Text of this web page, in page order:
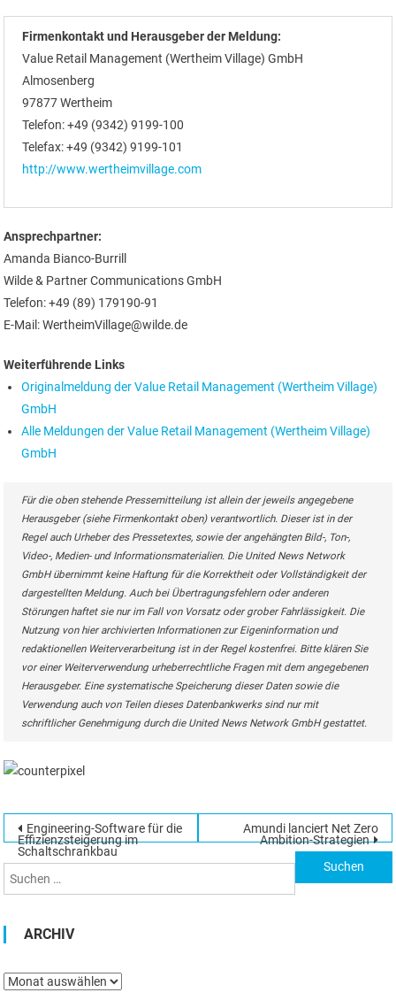
Firmenkontakt und Herausgeber der Meldung:
Value Retail Management (Wertheim Village) GmbH
Almosenberg
97877 Wertheim
Telefon: +49 (9342) 9199-100
Telefax: +49 (9342) 9199-101
http://www.wertheimvillage.com
Ansprechpartner:
Amanda Bianco-Burrill
Wilde & Partner Communications GmbH
Telefon: +49 (89) 179190-91
E-Mail: WertheimVillage@wilde.de
Weiterführende Links
Originalmeldung der Value Retail Management (Wertheim Village)
GmbH
Alle Meldungen der Value Retail Management (Wertheim Village)
GmbH
Für die oben stehende Pressemitteilung ist allein der jeweils angegebene
Herausgeber (siehe Firmenkontakt oben) verantwortlich. Dieser ist in der
Regel auch Urheber des Pressetextes, sowie der angehängten Bild-, Ton-,
Video-, Medien- und Informationsmaterialien. Die United News Network
GmbH übernimmt keine Haftung für die Korrektheit oder Vollständigkeit der
dargestellten Meldung. Auch bei Übertragungsfehlern oder anderen
Störungen haftet sie nur im Fall von Vorsatz oder grober Fahrlässigkeit. Die
Nutzung von hier archivierten Informationen zur Eigeninformation und
redaktionellen Weiterverarbeitung ist in der Regel kostenfrei. Bitte klären Sie
vor einer Weiterverwendung urheberrechtliche Fragen mit dem angegebenen
Herausgeber. Eine systematische Speicherung dieser Daten sowie die
Verwendung auch von Teilen dieses Datenbankwerks sind nur mit
schriftlicher Genehmigung durch die United News Network GmbH gestattet.
Beitragsnavigation
Engineering-Software für die
Effizienzsteigerung im
Schaltschrankbau
Amundi lanciert Net Zero
Ambition-Strategien
ARCHIV
Archiv